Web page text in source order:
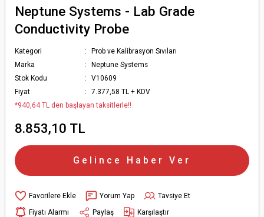
Neptune Systems - Lab Grade
Conductivity Probe
Kategori
Prob ve Kalibrasyon Sıvıları
Marka
Neptune Systems
Stok Kodu
V10609
Fiyat
7.377,58 TL + KDV
*940,64 TL den başlayan taksitlerle!!
8.853,10 TL
Gelince Haber Ver
Yorum Yap
Tavsiye Et
Fiyatı Alarmı
Paylaş Karşılaştır